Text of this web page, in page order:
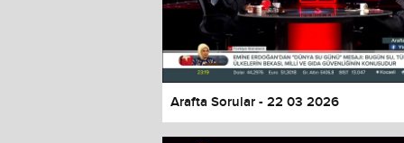
Arafta Sorular - 22 03 2026